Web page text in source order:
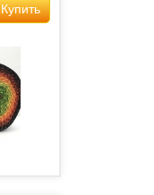
Купить